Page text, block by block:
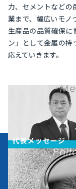
力、セメントなど
業まで、幅広いモノ
生産品の品質確保
ン」として金属の
応えていきます。